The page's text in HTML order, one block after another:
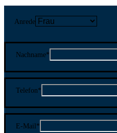
Anrede
Nachname*
Telefon*
E-Mail*